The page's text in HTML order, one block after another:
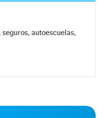
autoescuelas,